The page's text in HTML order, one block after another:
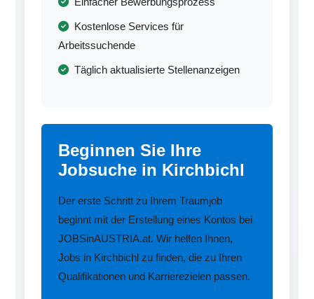
Kostenlose Services für
Arbeitssuchende
Täglich aktualisierte Stellenanzeigen
Beginnen Sie Ihre
Jobsuche in Kirchbichl
Der erste Schritt zu Ihrem Traumjob
beginnt mit der Erstellung eines Kontos bei
JOBSinAUSTRIA.at. Wir helfen Ihnen,
Jobs in Kirchbichl zu finden, die zu Ihren
Qualifikationen und Karrierezielen passen.